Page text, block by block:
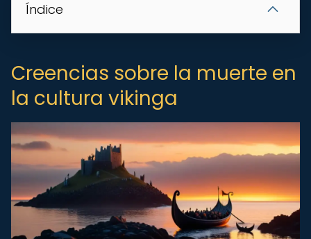
Índice
Creencias sobre la muerte en
la cultura vikinga